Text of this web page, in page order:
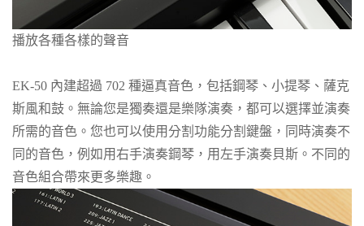
播放各種各樣的聲音
EK-50 內建超過 702 種逼真音色，包括鋼琴、小提琴、薩克
斯風和鼓。無論您是獨奏還是樂隊演奏，都可以選擇並演奏
所需的音色。您也可以使用分割功能分割鍵盤，同時演奏不
同的音色，例如用右手演奏鋼琴，用左手演奏貝斯。不同的
音色組合帶來更多樂趣。